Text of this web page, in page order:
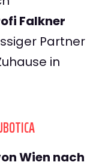
Falkner
Partner
in
Wien nach